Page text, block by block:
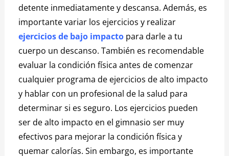
detente inmediatamente y descansa.Además, es
importante variar los ejercicios y realizar
ejercicios de bajo impacto para darle a tu
cuerpo un descanso.También es recomendable
evaluar la condición física antes de comenzar
cualquier programa de ejercicios de alto impacto
y hablar con un profesional de la salud para
determinar si es seguro. Los ejercicios pueden
ser de alto impacto en el gimnasio ser muy
efectivos para mejorar la condición física y
quemar calorías. Sin embargo, es importante